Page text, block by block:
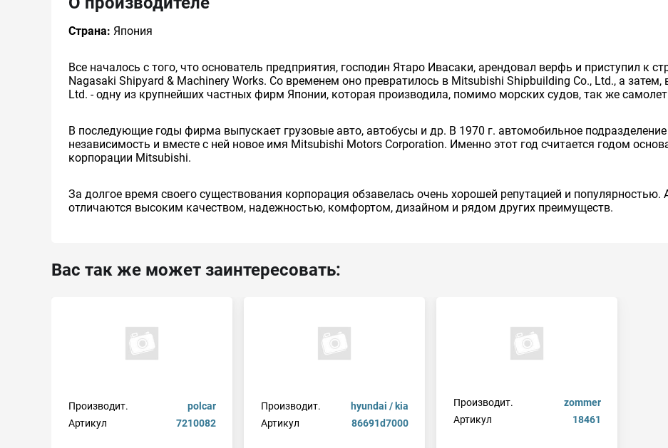
Страна: Япония
Все началось с того, что основатель предприятия, господин Ятаро Ивасаки, арендовал верфь и приступил к
Nagasaki Shipyard & Machinery Works. Со временем оно превратилось в Mitsubishi Shipbuilding Co., Ltd., а затем,
Ltd. - одну из крупнейших частных фирм Японии, которая производила, помимо морских судов, так же
В последующие годы фирма выпускает грузовые авто, автобусы и др. В 1970 г. автомобильное
независимость и вместе с ней новое имя Mitsubishi Motors Corporation. Именно этот год считается годом
корпорации Mitsubishi.
За долгое время своего существования корпорация обзавелась очень хорошей репутацией и популярностью.
отличаются высоким качеством, надежностью, комфортом, дизайном и рядом других преимуществ.
Вас так же может заинтересовать:
Производит.
polcar
Артикул
7210082
Производит.
hyundai / kia
Артикул
86691d7000
Производит.
zommer
Артикул
18461